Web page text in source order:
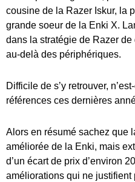
cousine de la Razer Iskur, la
grande soeur de la Enki X.
dans la stratégie de Razer
au-delà des périphériques.
Difficile de s’y retrouver,
références ces dernières
Alors en résumé sachez que
améliorée de la Enki, mais
d’un écart de prix d’environ
améliorations qui ne justifient